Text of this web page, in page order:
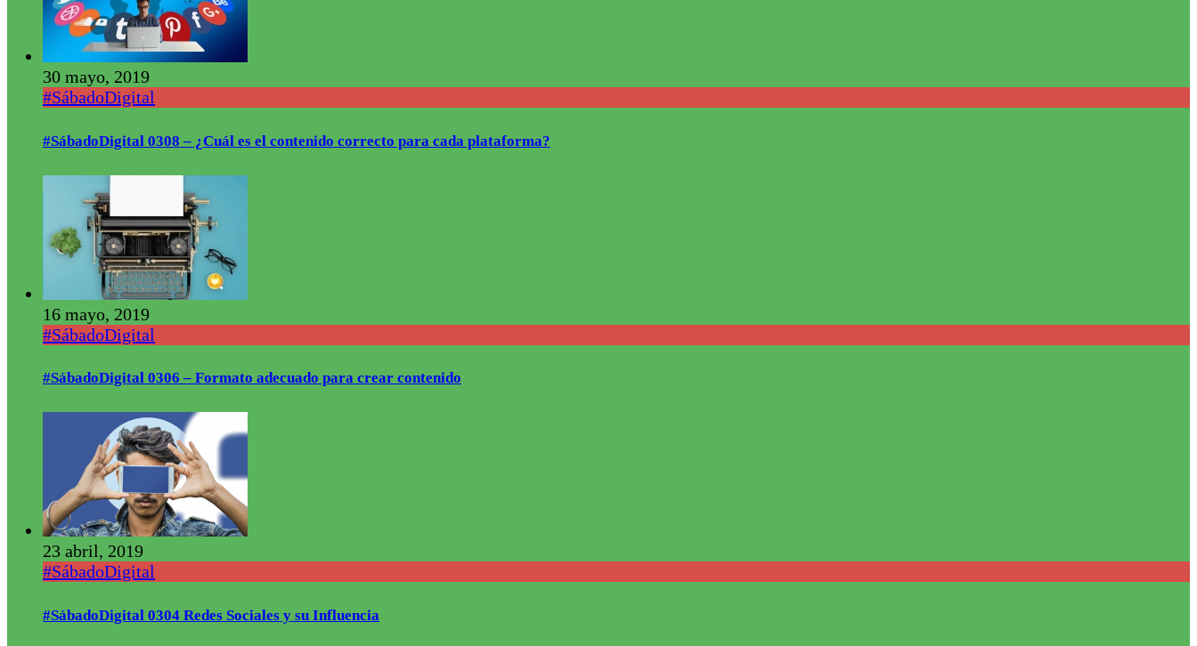
30 mayo, 2019
#SábadoDigital
#SábadoDigital 0308 – ¿Cuál es el contenido correcto para cada plataforma?
16 mayo, 2019
#SábadoDigital
#SábadoDigital 0306 – Formato adecuado para crear contenido
23 abril, 2019
#SábadoDigital
#SábadoDigital 0304 Redes Sociales y su Influencia